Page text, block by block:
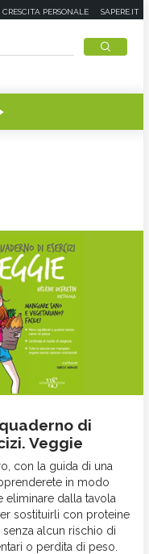
CRESCITA PERSONALE SAPERE.IT
di
Veggie
con la guida di una
in modo
eliminare dalla tavola
sostituirli con proteine
senza alcun rischio di
o perdita di peso.